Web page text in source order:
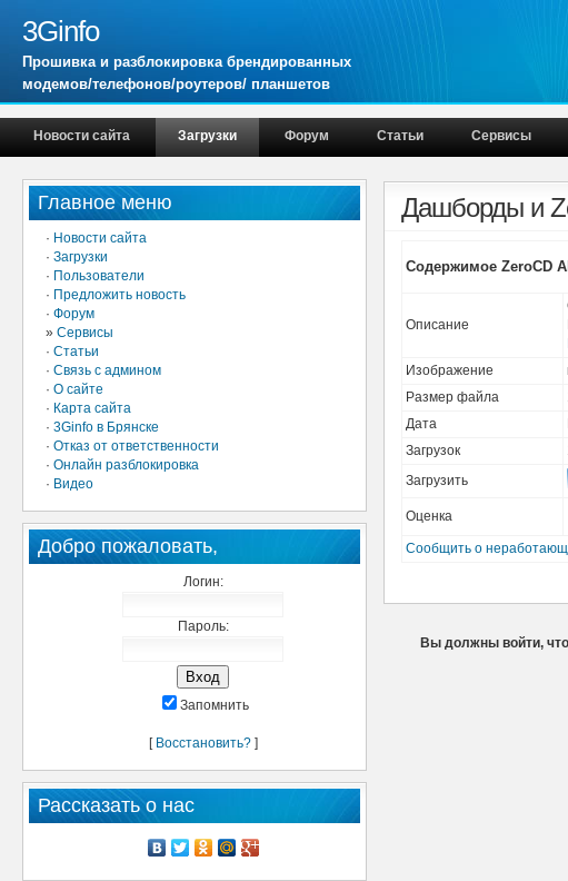
3Ginfo
Прошивка и разблокировка брендированных
модемов/телефонов/роутеров/ планшетов
Новости сайта Загрузки Форум Статьи Сервисы
Главное меню
· Новости сайта
· Загрузки
· Пользователи
· Предложить новость
· Форум
» Сервисы
· Статьи
· Связь с админом
· О сайте
· Карта сайта
· 3Ginfo в Брянске
· Отказ от ответственности
· Онлайн разблокировка
· Видео
Добро пожаловать,
Логин:
Пароль:
Запомнить
[ Восстановить?]
Рассказать о нас
Дашборды и
Содержимое ZeroCD
Описание
Изображение
Размер файла
Дата
Загрузок
Загрузить
Оценка
Сообщить о
Вы должны войти,